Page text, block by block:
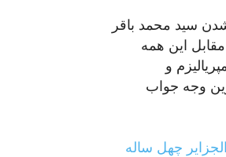
سید محمد باقر
این همه
و
وجه جواب
چهل ساله